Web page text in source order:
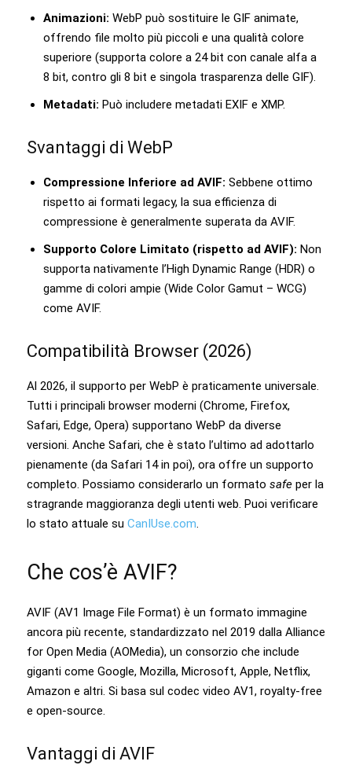
Animazioni: WebP può sostituire le GIF animate,
offrendo file molto più piccoli e una qualità colore
superiore (supporta colore a 24 bit con canale alfa a
8 bit, contro gli 8 bit e singola trasparenza delle GIF).
Metadati: Può includere metadati EXIF e XMP.
Svantaggi di WebP
Compressione Inferiore ad AVIF: Sebbene ottimo
rispetto ai formati legacy, la sua efficienza di
compressione è generalmente superata da AVIF.
Supporto Colore Limitato (rispetto ad AVIF): Non
supporta nativamente l’High Dynamic Range (HDR) o
gamme di colori ampie (Wide Color Gamut – WCG)
come AVIF.
Compatibilità Browser (2026)
Al 2026, il supporto per WebP è praticamente universale.
Tutti i principali browser moderni (Chrome, Firefox,
Safari, Edge, Opera) supportano WebP da diverse
versioni. Anche Safari, che è stato l’ultimo ad adottarlo
pienamente (da Safari 14 in poi), ora offre un supporto
completo. Possiamo considerarlo un formato safe per la
stragrande maggioranza degli utenti web. Puoi verificare
lo stato attuale su CanIUse.com
Che cos’è AVIF?
AVIF (AV1 Image File Format) è un formato immagine
ancora più recente, standardizzato nel 2019 dalla Alliance
for Open Media (AOMedia), un consorzio che include
giganti come Google, Mozilla, Microsoft, Apple, Netflix,
Amazon e altri. Si basa sul codec video AV1, royalty-free
e open-source.
Vantaggi di AVIF